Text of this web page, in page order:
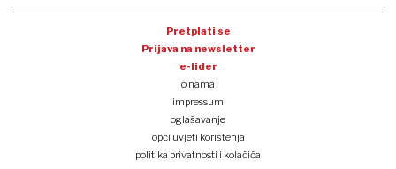
Pretplati se
Prijava na newsletter
e-lider
o nama
impressum
oglašavanje
opći uvjeti korištenja
politika privatnosti i kolačića